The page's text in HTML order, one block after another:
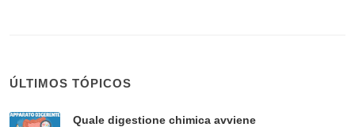
ÚLTIMOS TÓPICOS
Quale digestione chimica avviene